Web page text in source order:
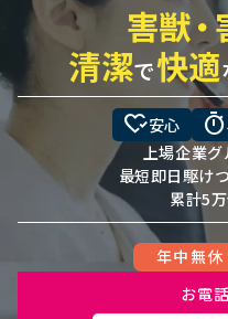
害獣・
清潔で快適
heart_check安心 timer
上場企業グ
最短即日駆け
累計5
年中無休
お電